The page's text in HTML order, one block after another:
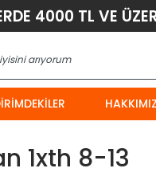
4000 TL VE
1xth 8-13